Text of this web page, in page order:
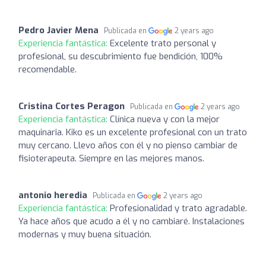
Pedro Javier Mena Publicada en 2 years ago
Experiencia fantástica: Excelente trato personal y
profesional, su descubrimiento fue bendición, 100%
recomendable.
Cristina Cortes Peragon Publicada en 2 years ago
Experiencia fantástica: Clínica nueva y con la mejor
maquinaria. Kiko es un excelente profesional con un trato
muy cercano. Llevo años con él y no pienso cambiar de
fisioterapeuta. Siempre en las mejores manos.
antonio heredia Publicada en 2 years ago
Experiencia fantástica: Profesionalidad y trato agradable.
Ya hace años que acudo a él y no cambiaré. Instalaciones
modernas y muy buena situación.